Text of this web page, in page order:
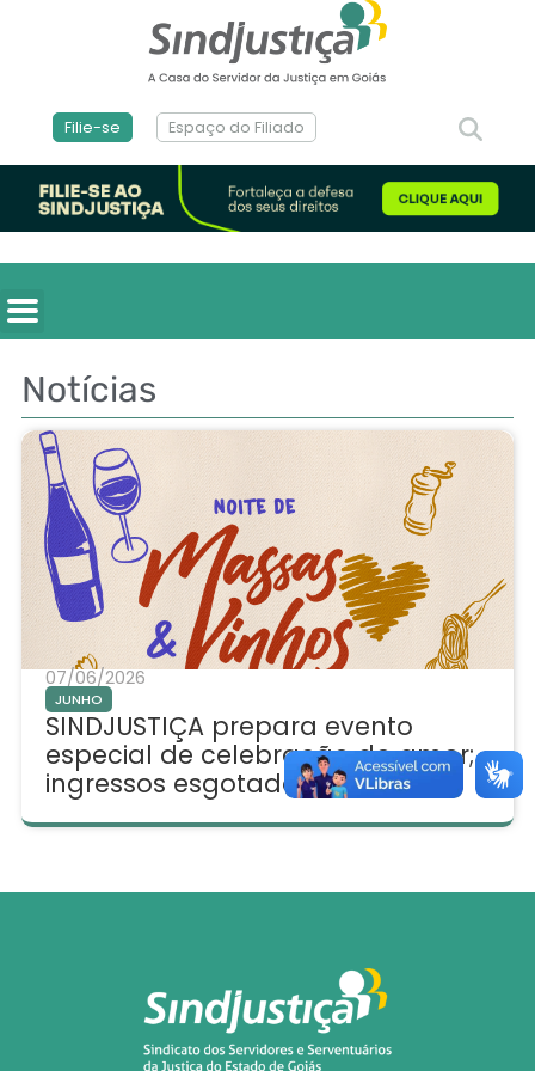
Filie-se Espaço do Filiado
Notícias
07/06/2026
JUNHO
SINDJUSTIÇA prepara evento
especial de celebração do amor;
ingressos esgotados